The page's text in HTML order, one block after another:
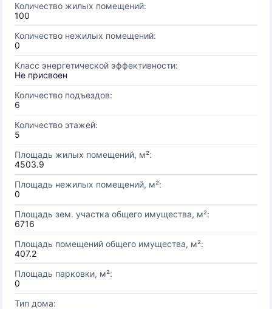
Количество жилых помещений:
100
Количество нежилых помещений:
0
Класс энергетической эффективности:
Не присвоен
Количество подъездов:
6
Количество этажей:
5
Площадь жилых помещений, м²:
4503.9
Площадь нежилых помещений, м²:
0
Площадь зем. участка общего имущества, м²:
6716
Площадь помещений общего имущества, м²:
407.2
Площадь парковки, м²:
0
Тип дома: